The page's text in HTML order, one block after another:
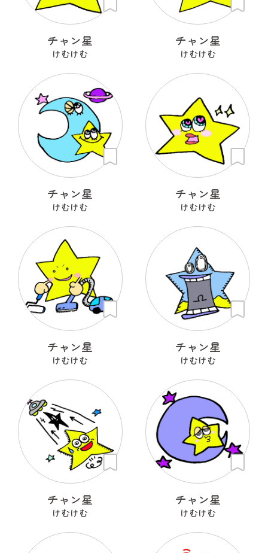
チャン星
けむけむ
チャン星
けむけむ
チャン星
けむけむ
チャン星
けむけむ
チャン星
けむけむ
チャン星
けむけむ
チャン星
けむけむ
チャン星
けむけむ